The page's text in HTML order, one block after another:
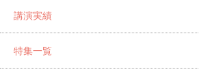
講演実績
特集一覧